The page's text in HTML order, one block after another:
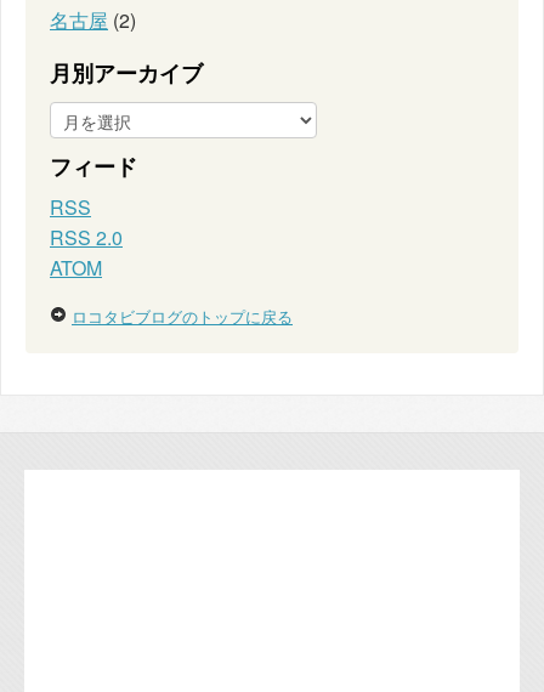
名古屋 (2)
月別アーカイブ
フィード
RSS
RSS 2.0
ATOM
ロコタビブログのトップに戻る